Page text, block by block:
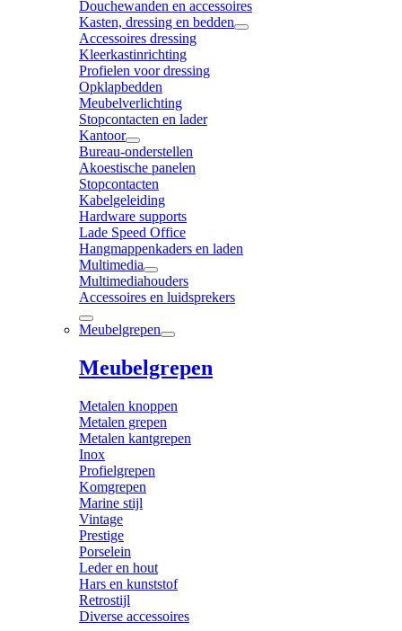
Douchewanden en accessoires
Kasten, dressing en bedden
Accessoires dressing
Kleerkastinrichting
Profielen voor dressing
Opklapbedden
Meubelverlichting
Stopcontacten en lader
Kantoor
Bureau-onderstellen
Akoestische panelen
Stopcontacten
Kabelgeleiding
Hardware supports
Lade Speed Office
Hangmappenkaders en laden
Multimedia
Multimediahouders
Accessoires en luidsprekers
Meubelgrepen
Meubelgrepen
Metalen knoppen
Metalen grepen
Metalen kantgrepen
Inox
Profielgrepen
Komgrepen
Marine stijl
Vintage
Prestige
Porselein
Leder en hout
Hars en kunststof
Retrostijl
Diverse accessoires